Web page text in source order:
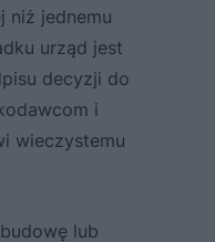
niż jednemu
urząd jest
decyzji do
i
wieczystemu
lub